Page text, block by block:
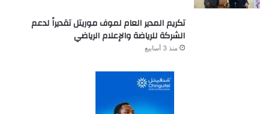
تكريم المدير العام لموف موريتل تقديراً لدعم
الشركة للرياضة والإعلام الرياضي
منذ 3 أسابيع